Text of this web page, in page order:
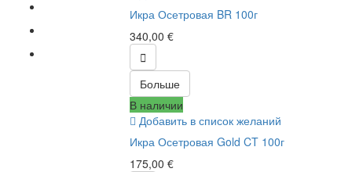
Икра Осетровая BR 100г
340,00 €

Больше
В наличии
Добавить в список желаний
Икра Осетровая Gold CT 100г
175,00 €